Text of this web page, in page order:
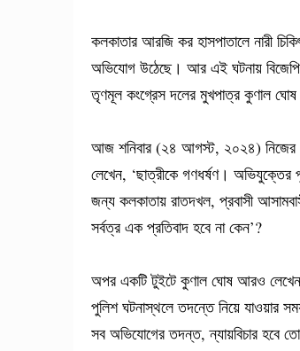
কলকাতার আরজি কর হাসপাতালে নারী
অভিযোগ উঠেছে। আর এই ঘটনায় বিজেপি
তৃণমূল কংগ্রেস দলের মুখপাত্র কুণাল
আজ শনিবার (২৪ আগস্ট, ২০২৪) নিজের
লেখেন, ‘ছাত্রীকে গণধর্ষণ। অভিযুক্তের
জন্য কলকাতায় রাতদখল, প্রবাসী
সর্বত্র এক প্রতিবাদ হবে না কেন’?
অপর একটি টুইটে কুণাল ঘোষ আরও
পুলিশ ঘটনাস্থলে তদন্তে নিয়ে যাওয়ার
সব অভিযোগের তদন্ত, ন্যায়বিচার হবে